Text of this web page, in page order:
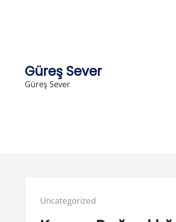
Güreş Sever
Güreş Sever
Posted
Uncategorized